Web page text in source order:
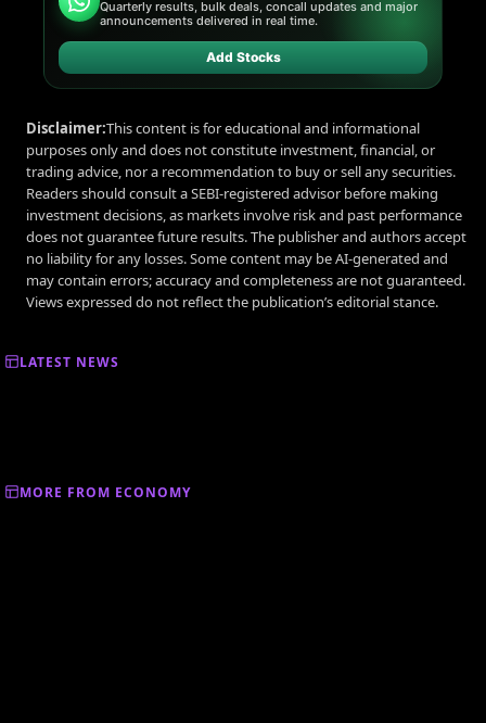
Quarterly results, bulk deals, concall updates and major
announcements delivered in real time.
Add Stocks
Disclaimer:This content is for educational and informational
purposes only and does not constitute investment, financial, or
trading advice, nor a recommendation to buy or sell any securities.
Readers should consult a SEBI-registered advisor before making
investment decisions, as markets involve risk and past performance
does not guarantee future results. The publisher and authors accept
no liability for any losses. Some content may be AI-generated and
may contain errors; accuracy and completeness are not guaranteed.
Views expressed do not reflect the publication’s editorial stance.
LATEST NEWS
MORE FROM ECONOMY